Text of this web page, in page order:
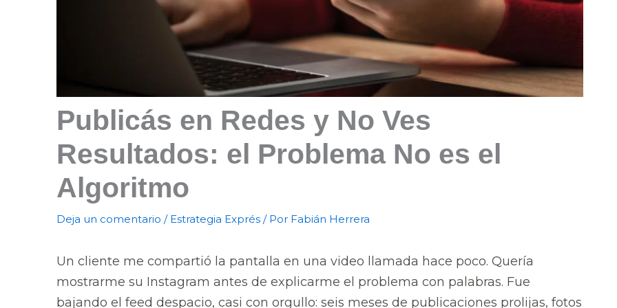
Publicás en Redes y No Ves
Resultados: el Problema No es el
Algoritmo
Deja un comentario / Estrategia Exprés / Por Fabián Herrera
Un cliente me compartió la pantalla en una video llamada hace poco. Quería
mostrarme su Instagram antes de explicarme el problema con palabras. Fue
bajando el feed despacio, casi con orgullo: seis meses de publicaciones prolijas, fotos